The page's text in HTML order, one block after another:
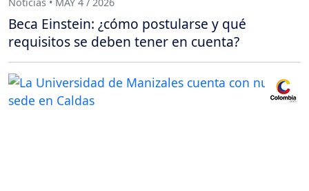
Beca Einstein: ¿cómo postularse y qué
requisitos se deben tener en cuenta?